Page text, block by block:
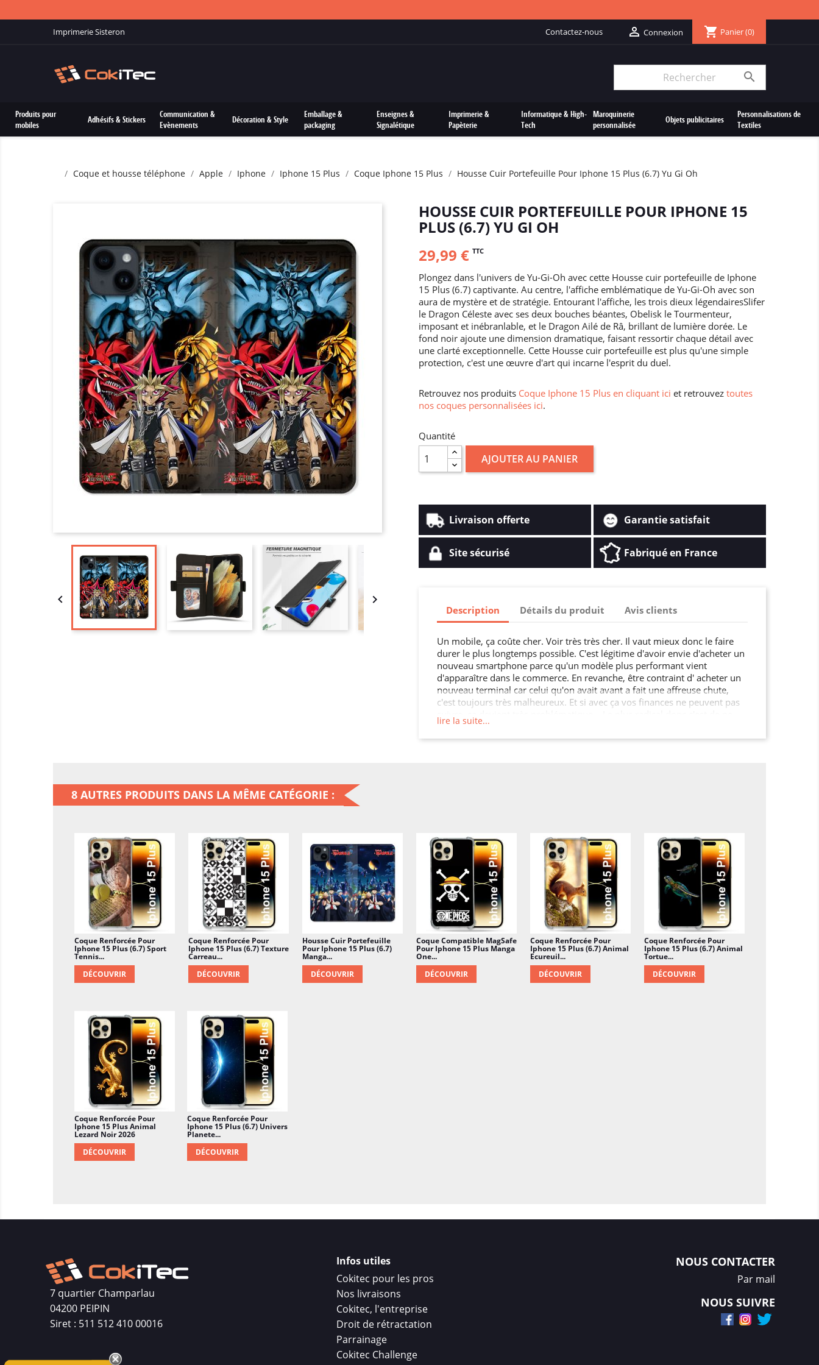
Imprimerie Sisteron Contactez-nous  Connexion shopping_cart Panier(0)

Produits pour
mobiles
Adhésifs & Stickers
Communication &
Evènements
Décoration & Style
Emballage &
packaging
Enseignes &
Signalétique
Imprimerie &
Papèterie
Informatique & High-
Tech
Maroquinerie
personnalisée
Objets publicitaires
Personnalisations de
Textiles
Coque et housse téléphone Apple Iphone Iphone 15 Plus Coque Iphone 15 Plus Housse Cuir Portefeuille Pour Iphone 15 Plus (6.7) Yu Gi Oh
 
HOUSSE CUIR PORTEFEUILLE POUR IPHONE 15
PLUS (6.7) YU GI OH
29,99 € TTC
Plongez dans l'univers de Yu-Gi-Oh avec cette Housse cuir portefeuille de Iphone
15 Plus (6.7) captivante. Au centre, l'affiche emblématique de Yu-Gi-Oh avec son
aura de mystère et de stratégie. Entourant l'affiche, les trois dieux légendairesSlifer
le Dragon Céleste avec ses deux bouches béantes, Obelisk le Tourmenteur,
imposant et inébranlable, et le Dragon Ailé de Râ, brillant de lumière dorée. Le
fond noir ajoute une dimension dramatique, faisant ressortir chaque détail avec
une clarté exceptionnelle. Cette Housse cuir portefeuille est plus qu'une simple
protection, c'est une œuvre d'art qui incarne l'esprit du duel.
Retrouvez nos produits Coque Iphone 15 Plus en cliquant ici et retrouvez toutes
nos coques personnalisées ici.
Quantité
AJOUTER AU PANIER
Livraison offerte Garantie satisfait
Site sécurisé Fabriqué en France
Description Détails du produit Avis clients
Un mobile, ça coûte cher. Voir très très cher. Il vaut mieux donc le faire
durer le plus longtemps possible. C'est légitime d'avoir envie d'acheter un
nouveau smartphone parce qu'un modèle plus performant vient
d'apparaître dans le commerce. En revanche, être contraint d' acheter un
nouveau terminal car celui qu'on avait avant a fait une affreuse chute,
c'est toujours très malheureux. Et si avec ça vos finances ne peuvent pas
pas s'exposer à ce style d'incident, et pour cela, rien de tel qu'une
protection. En habillant votre Iphone 15 Plus (6.7) de cette Housse cuir
lire la suite...
8 AUTRES PRODUITS DANS LA MÊME CATÉGORIE :
Coque Renforcée Pour
Iphone 15 Plus (6.7) Sport
Tennis...
DÉCOUVRIR
Coque Renforcée Pour
Iphone 15 Plus (6.7) Texture
Carreau...
DÉCOUVRIR
Housse Cuir Portefeuille
Pour Iphone 15 Plus (6.7)
Manga...
DÉCOUVRIR
Coque Compatible MagSafe
Pour Iphone 15 Plus Manga
One...
DÉCOUVRIR
Coque Renforcée Pour
Iphone 15 Plus (6.7) Animal
Ecureuil...
DÉCOUVRIR
Coque Renforcée Pour
Iphone 15 Plus (6.7) Animal
Tortue...
DÉCOUVRIR
Coque Renforcée Pour
Iphone 15 Plus Animal
Lezard Noir 2026
DÉCOUVRIR
Coque Renforcée Pour
Iphone 15 Plus (6.7) Univers
Planete...
DÉCOUVRIR
7 quartier Champarlau
04200 PEIPIN
Siret : 511 512 410 00016
Infos utiles
Cokitec pour les pros
Nos livraisons
Cokitec, l'entreprise
Droit de rétractation
Parrainage
Cokitec Challenge
NOUS CONTACTER
Par mail
NOUS SUIVRE